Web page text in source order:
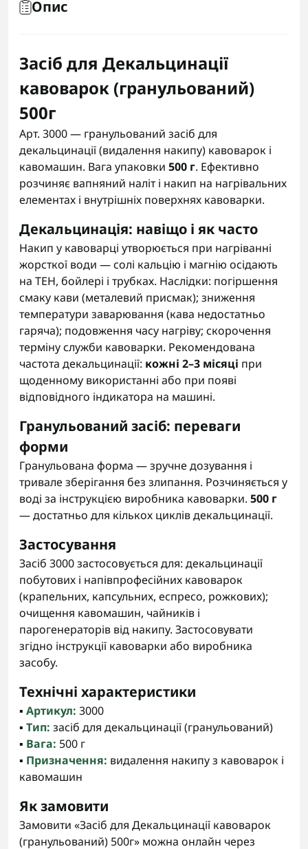
Опис
Засіб для Декальцинації
кавоварок (гранульований)
500г
Арт. 3000 — гранульований засіб для
декальцинації (видалення накипу) кавоварок і
кавомашин. Вага упаковки 500 г. Ефективно
розчиняє вапняний наліт і накип на нагрівальних
елементах і внутрішніх поверхнях кавоварки.
Декальцинація: навіщо і як часто
Накип у кавоварці утворюється при нагріванні
жорсткої води — солі кальцію і магнію осідають
на ТЕН, бойлері і трубках. Наслідки: погіршення
смаку кави (металевий присмак); зниження
температури заварювання (кава недостатньо
гаряча); подовження часу нагріву; скорочення
терміну служби кавоварки. Рекомендована
частота декальцинації: кожні 2–3 місяці при
щоденному використанні або при появі
відповідного індикатора на машині.
Гранульований засіб: переваги
форми
Гранульована форма — зручне дозування і
тривале зберігання без злипання. Розчиняється у
воді за інструкцією виробника кавоварки. 500 г
— достатньо для кількох циклів декальцинації.
Застосування
Засіб 3000 застосовується для: декальцинації
побутових і напівпрофесійних кавоварок
(крапельних, капсульних, еспресо, рожкових);
очищення кавомашин, чайників і
парогенераторів від накипу. Застосовувати
згідно інструкції кавоварки або виробника
засобу.
Технічні характеристики
▪️ Артикул: 3000
▪️ Тип: засіб для декальцинації (гранульований)
▪️ Вага: 500 г
▪️ Призначення: видалення накипу з кавоварок і
кавомашин
Як замовити
Замовити «Засіб для Декальцинації кавоварок
(гранульований) 500г» можна онлайн через